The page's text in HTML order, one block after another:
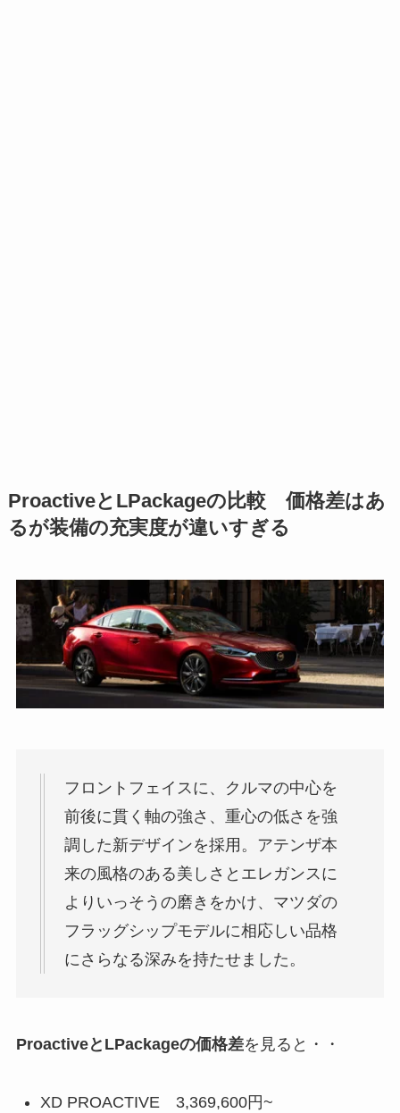
ProactiveとLPackageの比較 価格差はあ
るが装備の充実度が違いすぎる
フロントフェイスに、クルマの中心を
前後に貫く軸の強さ、重心の低さを強
調した新デザインを採用。アテンザ本
来の風格のある美しさとエレガンスに
よりいっそうの磨きをかけ、マツダの
フラッグシップモデルに相応しい品格
にさらなる深みを持たせました。
ProactiveとLPackageの価格差を見ると・・
XD PROACTIVE 3,369,600円~